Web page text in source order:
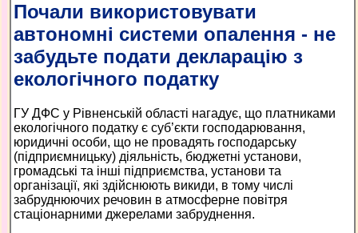
Почали використовувати
автономні системи опалення - не
забудьте подати декларацію з
екологічного податку
ГУ ДФС у Рівненській області нагадує, що платниками
екологічного податку є суб’єкти господарювання,
юридичні особи, що не провадять господарську
(підприємницьку) діяльність, бюджетні установи,
громадські та інші підприємства, установи та
організації, які здійснюють викиди, в тому числі
забруднюючих речовин в атмосферне повітря
стаціонарними джерелами забруднення.